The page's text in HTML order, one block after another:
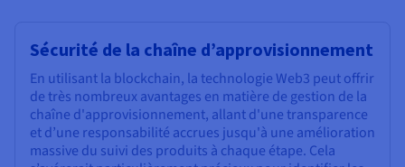
Sécurité de la chaîne d’approvisionnement
En utilisant la blockchain, la technologie Web3 peut offrir
de très nombreux avantages en matière de gestion de la
chaîne d'approvisionnement, allant d'une transparence
et d’une responsabilité accrues jusqu'à une amélioration
massive du suivi des produits à chaque étape. Cela